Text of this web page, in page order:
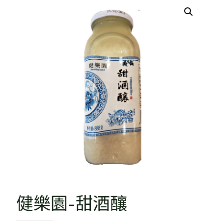
健樂園-甜酒釀